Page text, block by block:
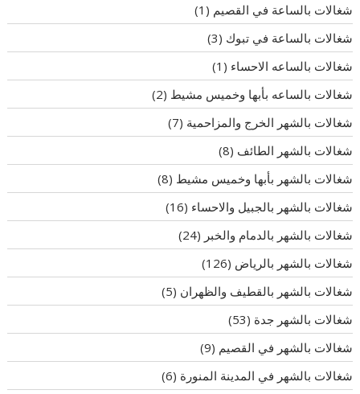
شغالات بالساعة في القصيم (1)
شغالات بالساعة في تبوك (3)
شغالات بالساعه الاحساء (1)
شغالات بالساعه بأبها وخميس مشيط (2)
شغالات بالشهر الخرج والمزاحمية (7)
شغالات بالشهر الطائف (8)
شغالات بالشهر بأبها وخميس مشيط (8)
شغالات بالشهر بالجبيل والاحساء (16)
شغالات بالشهر بالدمام والخبر (24)
شغالات بالشهر بالرياض (126)
شغالات بالشهر بالقطيف والظهران (5)
شغالات بالشهر جدة (53)
شغالات بالشهر في القصيم (9)
شغالات بالشهر في المدينة المنورة (6)